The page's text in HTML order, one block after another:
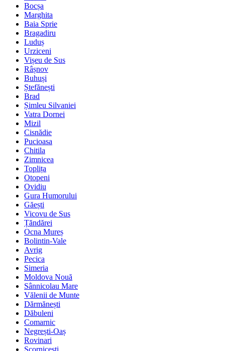
Bocșa
Marghita
Baia Sprie
Bragadiru
Luduș
Urziceni
Vișeu de Sus
Râșnov
Buhuși
Ștefănești
Brad
Șimleu Silvaniei
Vatra Dornei
Mizil
Cisnădie
Pucioasa
Chitila
Zimnicea
Toplița
Otopeni
Ovidiu
Gura Humorului
Găești
Vicovu de Sus
Țăndărei
Ocna Mureș
Bolintin-Vale
Avrig
Pecica
Simeria
Moldova Nouă
Sânnicolau Mare
Vălenii de Munte
Dărmănești
Dăbuleni
Comarnic
Negrești-Oaș
Rovinari